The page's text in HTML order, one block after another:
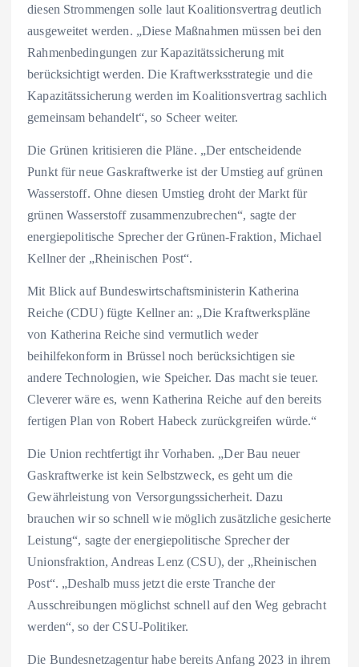
diesen Strommengen solle laut Koalitionsvertrag deutlich
ausgeweitet werden. „Diese Maßnahmen müssen bei den
Rahmenbedingungen zur Kapazitätssicherung mit
berücksichtigt werden. Die Kraftwerksstrategie und die
Kapazitätssicherung werden im Koalitionsvertrag sachlich
gemeinsam behandelt“, so Scheer weiter.
Die Grünen kritisieren die Pläne. „Der entscheidende
Punkt für neue Gaskraftwerke ist der Umstieg auf grünen
Wasserstoff. Ohne diesen Umstieg droht der Markt für
grünen Wasserstoff zusammenzubrechen“, sagte der
energiepolitische Sprecher der Grünen-Fraktion, Michael
Kellner der „Rheinischen Post“.
Mit Blick auf Bundeswirtschaftsministerin Katherina
Reiche (CDU) fügte Kellner an: „Die Kraftwerkspläne
von Katherina Reiche sind vermutlich weder
beihilfekonform in Brüssel noch berücksichtigen sie
andere Technologien, wie Speicher. Das macht sie teuer.
Cleverer wäre es, wenn Katherina Reiche auf den bereits
fertigen Plan von Robert Habeck zurückgreifen würde.“
Die Union rechtfertigt ihr Vorhaben. „Der Bau neuer
Gaskraftwerke ist kein Selbstzweck, es geht um die
Gewährleistung von Versorgungssicherheit. Dazu
brauchen wir so schnell wie möglich zusätzliche gesicherte
Leistung“, sagte der energiepolitische Sprecher der
Unionsfraktion, Andreas Lenz (CSU), der „Rheinischen
Post“. „Deshalb muss jetzt die erste Tranche der
Ausschreibungen möglichst schnell auf den Weg gebracht
werden“, so der CSU-Politiker.
Die Bundesnetzagentur habe bereits Anfang 2023 in ihrem